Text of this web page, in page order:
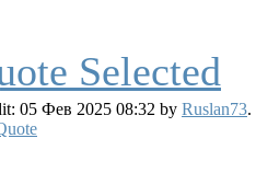
05 Фев 2025 08:32 by Ruslan73.